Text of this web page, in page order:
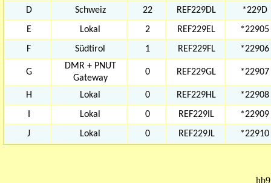
D
Schweiz 22 REF229DL
*229D
E
Lokal 2 REF229EL
*22905
F
Südtirol 1 REF229FL *22906
G
DMR + PNUT
Gateway
0 REF229GL *22907
H Lokal 0 REF229HL
*22908
Lokal 0 REF229IL
*22909
J
Lokal 0 REF229JL *22910